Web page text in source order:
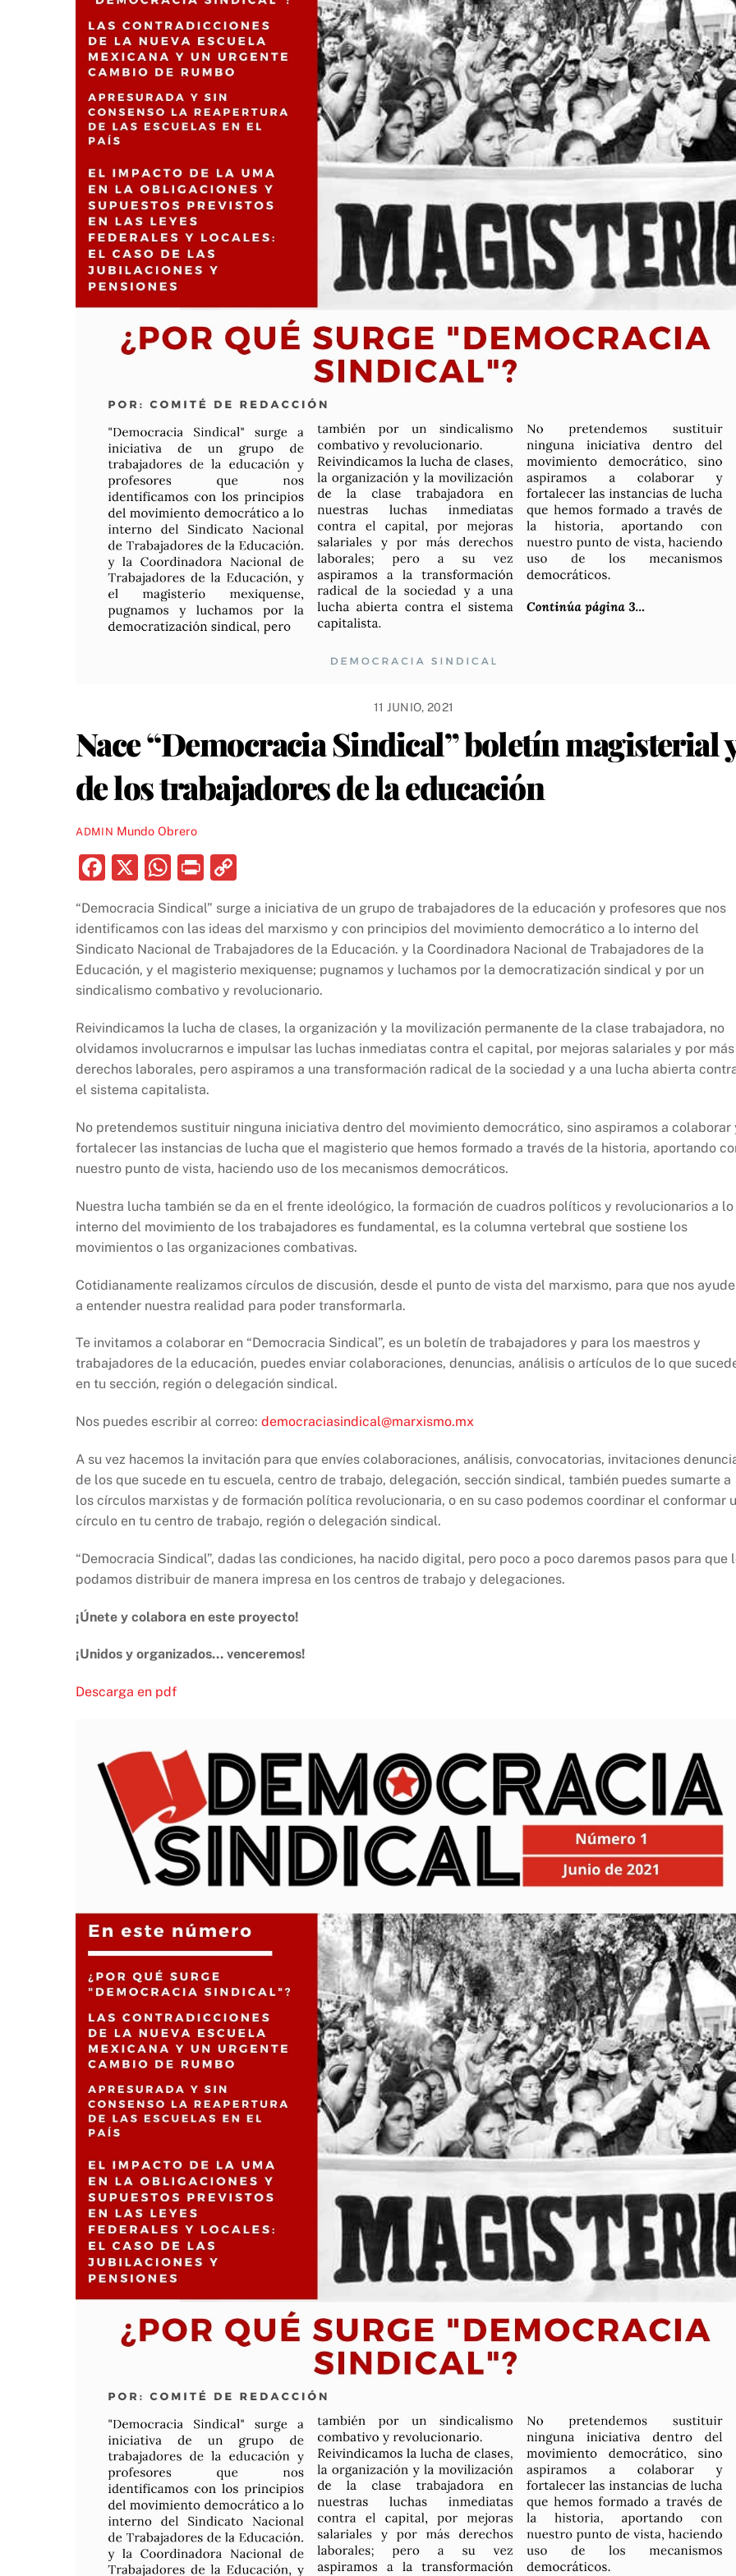
11 JUNIO, 2021
Nace “Democracia Sindical” boletín magisterial
de los trabajadores de la educación
ADMIN Mundo Obrero
F
c
e
b
o
o
k
X
W
at
s
A
p
p
P
nt p
y
Li
n
k
“Democracia Sindical” surge a iniciativa de un grupo de trabajadores de la educación y profesores que nos
identificamos con las ideas del marxismo y con principios del movimiento democrático a lo interno del
Sindicato Nacional de Trabajadores de la Educación. y la Coordinadora Nacional de Trabajadores de la
Educación, y el magisterio mexiquense; pugnamos y luchamos por la democratización sindical y por un
sindicalismo combativo y revolucionario.
Reivindicamos la lucha de clases, la organización y la movilización permanente de la clase trabajadora, no
olvidamos involucrarnos e impulsar las luchas inmediatas contra el capital, por mejoras salariales y por más
derechos laborales, pero aspiramos a una transformación radical de la sociedad y a una lucha abierta
el sistema capitalista.
No pretendemos sustituir ninguna iniciativa dentro del movimiento democrático, sino aspiramos a colaborar
fortalecer las instancias de lucha que el magisterio que hemos formado a través de la historia, aportando
nuestro punto de vista, haciendo uso de los mecanismos democráticos.
Nuestra lucha también se da en el frente ideológico, la formación de cuadros políticos y revolucionarios a lo
interno del movimiento de los trabajadores es fundamental, es la columna vertebral que sostiene los
movimientos o las organizaciones combativas.
Cotidianamente realizamos círculos de discusión, desde el punto de vista del marxismo, para que nos
a entender nuestra realidad para poder transformarla.
Te invitamos a colaborar en “Democracia Sindical”, es un boletín de trabajadores y para los maestros y
trabajadores de la educación, puedes enviar colaboraciones, denuncias, análisis o artículos de lo que
en tu sección, región o delegación sindical.
Nos puedes escribir al correo: democraciasindical@marxismo.mx
A su vez hacemos la invitación para que envíes colaboraciones, análisis, convocatorias, invitaciones
de los que sucede en tu escuela, centro de trabajo, delegación, sección sindical, también puedes sumarte a
los círculos marxistas y de formación política revolucionaria, o en su caso podemos coordinar el conformar
círculo en tu centro de trabajo, región o delegación sindical.
“Democracia Sindical”, dadas las condiciones, ha nacido digital, pero poco a poco daremos pasos para que
podamos distribuir de manera impresa en los centros de trabajo y delegaciones.
¡Únete y colabora en este proyecto!
¡Unidos y organizados… venceremos!
Descarga en pdf